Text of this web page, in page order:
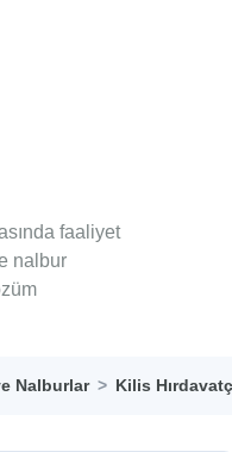
faaliyet
nalbur
Nalburlar Kilis